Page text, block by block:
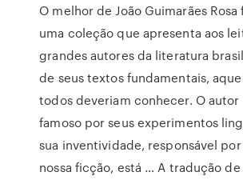
O melhor de João Guimarães
uma coleção que apresenta aos
grandes autores da literatura
de seus textos fundamentais,
todos deveriam conhecer. O autor
famoso por seus experimentos
sua inventividade, responsável
nossa ficção, está … A tradução